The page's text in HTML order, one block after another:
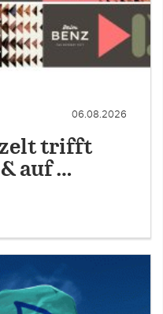
06.08.2026
trifft
auf …